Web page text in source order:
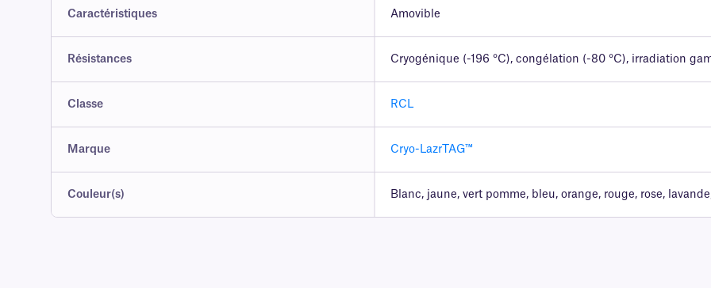
Caractéristiques Amovible
Résistances Cryogénique (-196 °C), congélation (-80 °C), irradiation
Classe RCL
Marque Cryo-LazrTAG™
Couleur(s) Blanc, jaune, vert pomme, bleu, orange, rouge, rose,